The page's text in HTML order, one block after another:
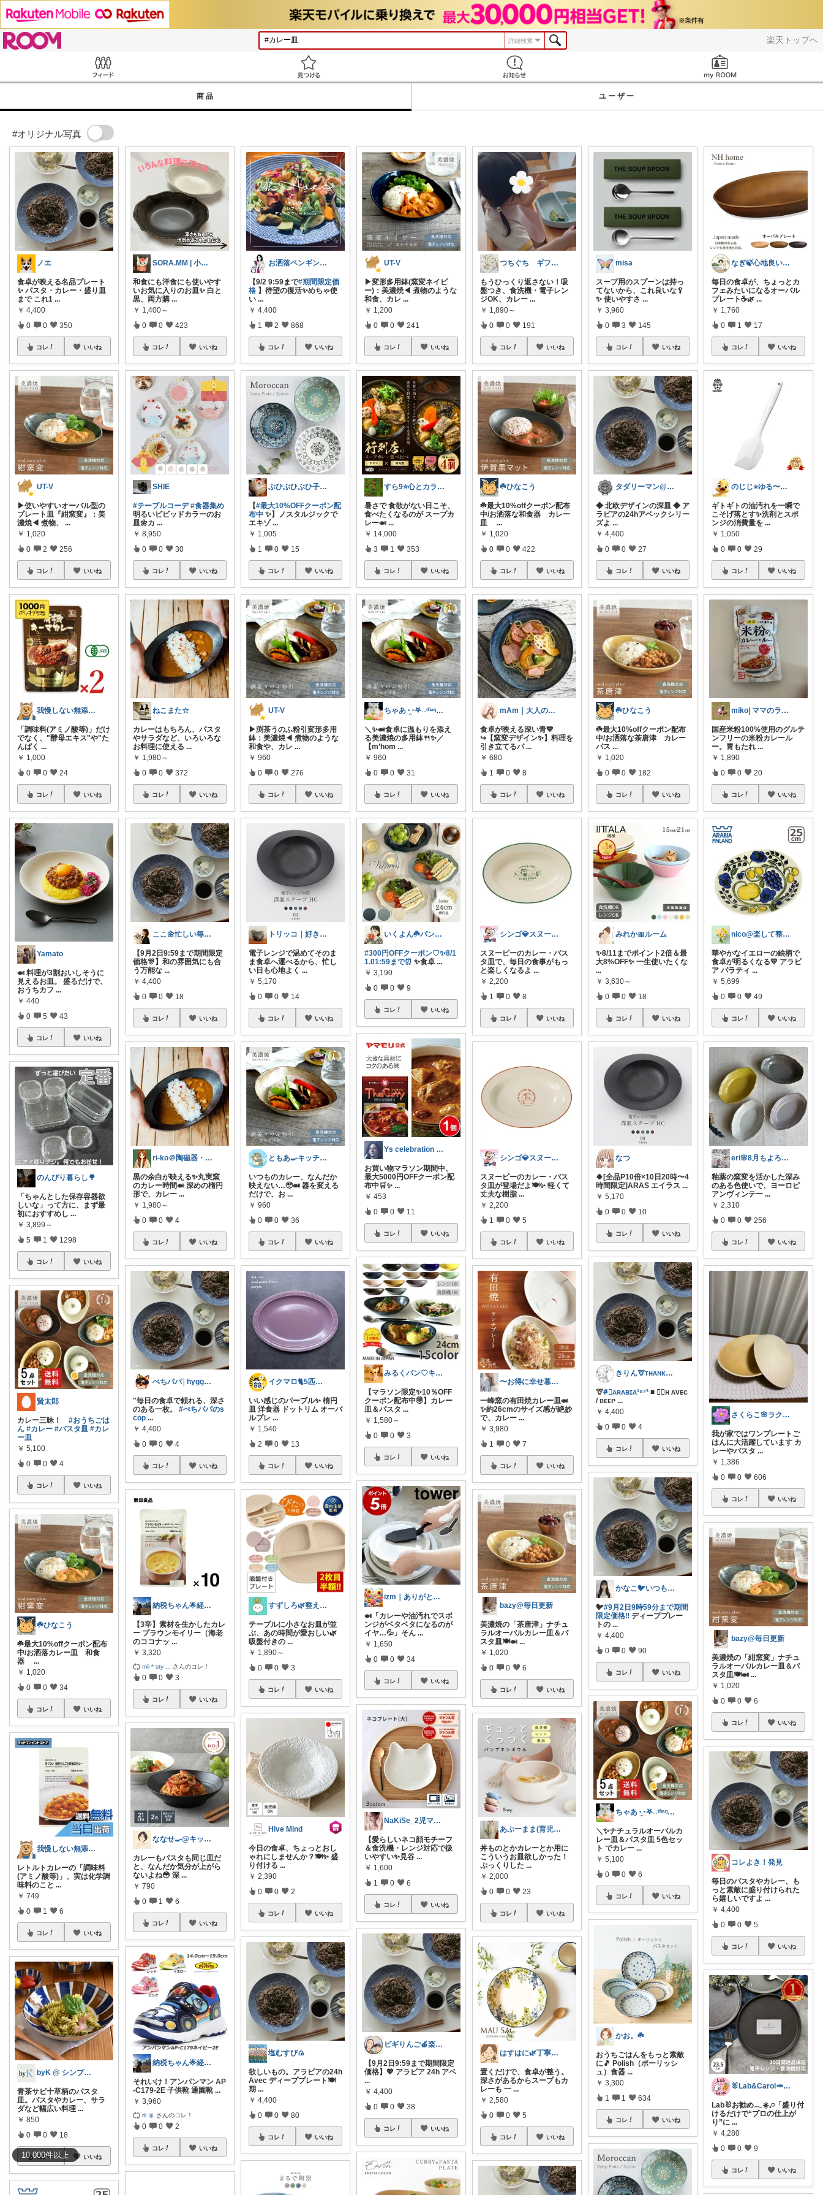
楽天トップへ
詳細検索
商品 ユーザー
#オリジナル写真
10,000件以上
ノエ
食卓が映える名品プレート
✨ パスタ・カレー・盛り皿
まで これ1 ...
￥ 4,400
0 0 350
コレ いいね
UT-V
▶使いやすいオーバル型の
プレート皿『紺窯変』：美
濃焼◀ 煮物、
...
￥ 1,020
0 2 256
コレ いいね
我慢しない無添加ごはんROOM
「調味料(アミノ酸等)」だけ
でなく、"酵母エキス"や"た
んぱく ...
￥ 1,000
0 0 24
コレ いいね
Yamato
🍛 料理が3割おいしそうに
見えるお皿。 盛るだけで、
おうちカフ ...
￥ 440
0 5 43
コレ いいね
のんびり暮らし🌳
「ちゃんとした保存容器欲
しいな」って方に、まず最
初におすすめし ...
￥ 3,899～
5 1 1298
コレ いいね
賢太郎
カレー三昧！ #おうちごは
ん #カレー #パスタ皿 #カレ
ー皿
￥ 5,100
0 0 4
コレ いいね
☘️ひなこう
☘️最大10%offクーポン配布
中/お洒落カレー皿 和食
器 ...
￥ 1,020
0 0 34
コレ いいね
我慢しない無添加ごはんROOM
レトルトカレーの「調味料
(アミノ酸等)」、実は化学調
味料のこと ...
￥ 749
0 1 6
コレ いいね
byK @ シンプル好き
青茶サビ十草柄のパスタ
皿。パスタやカレー、サラ
ダなど幅広い料理 ...
￥ 850
0 0 18
コレ いいね
SORA.MM | 小学生姉妹ママ👭
和食にも洋食にも使いやす
いお気に入りのお皿✨ 白と
黒、両方購 ...
￥ 1,400～
0 0 423
コレ いいね
SHIE
#テーブルコーデ #食器集め
明るいビビッドカラーのお
皿🌼カ ...
￥ 8,950
0 0 30
コレ いいね
ねこまた☆
カレーはもちろん、パスタ
やサラダなど、いろいろな
お料理に使える ...
￥ 1,980～
0 0 372
コレ いいね
ここ🌼忙しい毎日を少しでも豊かに🌿
【9月2日9:59まで期間限定
価格🎊】和の雰囲気にも合
う万能な ...
￥ 4,400
0 0 18
コレ いいね
ri-ko＠陶磁器・インテリア雑貨好き
黒の余白が映える✨丸実窯
のカレー時間🍛 深めの楕円
形で、カレー ...
￥ 1,980～
0 0 4
コレ いいね
ぺちパパ│hyggeな心意気を大切に🌿
"毎日の食卓で頼れる、深さ
のある一枚。#ぺちパパのs
cop ...
￥ 4,400
0 0 4
コレ いいね
納税ちゃん🌟経由購入★
【3辛】素材を生かしたカレ
ー プラウンモイリー（海老
のココナッ ...
￥ 3,320
mii＊sty さんのコレ！
0 0 3
コレ いいね
ななせ🍳@キッチン雑貨で暮らしラクに
カレーもパスタも同じ皿だ
と、なんだか気分が上がら
ないよね😳 深 ...
￥ 790
0 1 6
コレ いいね
納税ちゃん🌟経由購入★
それいけ！アンパンマン AP
-C179-2E 子供靴 通園靴...
￥ 3,960
rii 🎀 さんのコレ！
0 0 2
コレ いいね
お洒落ペンギン🐧暮らし×ときめき
【9/2 9:59まで#期間限定価
格 】待望の復活✨めちゃ使
い ...
￥ 4,400
1 2 868
コレ いいね
ぶひぶひぶひ子・暑いの苦手・・・辛い
【#最大10%OFFクーポン配
布中 ✨】ノスタルジックで
エキゾ ...
￥ 1,005
1 0 15
コレ いいね
UT-V
▶渕茶うのふ粉引変形多用
鉢：美濃焼◀ 煮物のような
和食や、カレ ...
￥ 960
0 0 276
コレ いいね
トリッコ｜好きな雑貨・インテリア
電子レンジで温めてそのま
ま食卓へ運べるから、忙し
い日も心地よく ...
￥ 5,170
0 0 14
コレ いいね
ともあ🍳キッチンと暮らし
いつものカレー、なんだか
映えない…🥹🍛 器を変える
だけで、お ...
￥ 960
0 0 36
コレ いいね
イクマロ🐈5匹の猫とおうちカフェ☕️
いい感じのパープル✨ 楕円
皿 洋食器 ドットリム オーバ
ルプレ ...
￥ 1,540
2 0 13
コレ いいね
すずしろ🌿整えながら、ゆるく暮らす
テーブルに小さなお皿が並
ぶ、あの時間が愛おしい🌿
吸盤付きの ...
￥ 1,890～
0 0 3
コレ いいね
Hive Mind
今日の食卓、ちょっとおし
ゃれにしませんか？🍽️✨ 盛
り付ける ...
￥ 2,390
0 0 2
コレ いいね
塩むすび🍙
欲しいもの。アラビアの24h
Avec ディーププレート🍽️
期 ...
￥ 4,400
0 0 80
コレ いいね
UT-V
▶変形多用鉢(窯変ネイビ
ー)：美濃焼◀ 煮物のような
和食、カレ ...
￥ 1,200
0 0 241
コレ いいね
すら9⭐️心とカラダを満たす美味しいもの
暑さで 食欲がない日こそ、
食べたくなるのが スープカ
レー🍛...
￥ 14,000
3 1 353
コレ いいね
ちゃあ◔̯◔‪𖤐˒˒ᵗʱᵃᵑᵏᵧₒᵤ
＼✨🍛食卓に温もりを添え
る美濃焼の多用鉢🍴✨／
【m’hom ...
￥ 960
0 0 31
コレ いいね
いくよん☘️パンのある暮らし✨
#300円OFFクーポン♡✨8/1
1.01:59まで⏰ ✨食卓 ...
￥ 3,190
0 0 9
コレ いいね
Ys celebration day
お買い物マラソン期間中、
最大5000円OFFクーポン配
布中🛒✨ ...
￥ 453
0 0 11
コレ いいね
みるくパン♡キッチンルーム
【マラソン限定✨10％OFF
クーポン配布中🉐】カレー
皿＆パスタ ...
￥ 1,580～
0 0 3
コレ いいね
izm｜ありがとうございます🌿
🍛「カレーや油汚れでスポ
ンジがベタベタになるのが
イヤ…💦」そん ...
￥ 1,650
0 0 34
コレ いいね
NaKiSe_2児ママ🌸訪問感謝です
【愛らしいネコ顔モチーフ
＆食洗機・レンジ対応で扱
いやすい✨見谷 ...
￥ 1,600
1 0 6
コレ いいね
ビギりんご🍎楽する暮らし🏠
【9月2日9:59まで期間限定
価格】💖 アラビア 24h アベ
...
￥ 4,400
0 0 38
コレ いいね
つちぐち ギフト*暮らし
もうひっくり返さない！吸
盤つき、食洗機・電子レン
ジOK、カレー ...
￥ 1,890～
0 0 191
コレ いいね
☘️ひなこう
☘️最大10%offクーポン配布
中/お洒落な和食器 カレー
皿
...
￥ 1,020
0 0 422
コレ いいね
mAm｜大人のご褒美セレクト
食卓が映える深い青💙
↪︎【窯変デザイン✨】料理を
引き立てるパ ...
￥ 680
1 0 8
コレ いいね
シンゴ💎スヌーピーで埋め尽くすワン🐶
スヌーピーのカレー・パス
タ皿で、毎日の食事がもっ
と楽しくなるよ ...
￥ 2,200
1 0 8
コレ いいね
シンゴ💎スヌーピーで埋め尽くすワン🐶
スヌーピーのカレー・パス
タ皿が登場だよ🍽️✨ 軽くて
丈夫な樹脂 ...
￥ 2,200
1 0 5
コレ いいね
〜お得に幸せ暮らし〜
一峰窯の有田焼カレー皿🍛
✨約26cmのサイズ感が絶妙
で、カレー ...
￥ 3,980
1 0 7
コレ いいね
bazy@毎日更新
美濃焼の「茶唐津」ナチュ
ラルオーバルカレー皿＆パ
スタ皿🍽️🍛...
￥ 1,020
0 0 6
コレ いいね
あぷーまま(育児グッズ×ママグッズ)
丼ものとかカレーとか用に
こういうお皿欲しかった！
ぷっくりした ...
￥ 2,000
0 0 23
コレ いいね
はすはに🌿丁寧な暮らし
置くだけで、食卓が整う。
深さがあるからスープもカ
レーも 一 ...
￥ 2,580
0 0 5
コレ いいね
misa
スープ用のスプーンは持っ
てないから、これ良いな🥄
✨ 使いやすさ ...
￥ 3,960
0 3 145
コレ いいね
タダリーマン@はてなブロガー
◆ 北欧デザインの深皿 ◆ ア
ラビアの24hアベックシリー
ズよ ...
￥ 4,400
0 0 27
コレ いいね
☘️ひなこう
☘️最大10%offクーポン配布
中/お洒落な茶唐津 カレー
パス ...
￥ 1,020
0 0 182
コレ いいね
みれか🎀ルーム
✨8/11までポイント2倍＆最
大8%OFF✨ 一生使いたくな
...
￥ 3,630～
0 0 18
コレ いいね
なつ
🍀[全品P10倍×10日20時〜4
時間限定]ARAS エイラス ...
￥ 5,170
0 0 10
コレ いいね
きりん🦒ᴛʜᴀɴᴋs ᴀʟᴡᴀʏs.
🦒#⃞ᴀʀᴀʙɪᴀ¹⁸⁷³ ■ 𝟤𝟦ʜ ᴀᴠᴇᴄ
/ ᴅᴇᴇᴘ ...
￥ 4,400
0 0 4
コレ いいね
かなこ🐦️いつもありがとう💖
🐦#9月2日9時59分まで期間
限定価格‼️ ディーププレー
トの ...
￥ 4,400
0 0 90
コレ いいね
ちゃあ◔̯◔‪𖤐˒˒ᵗʱᵃᵑᵏᵧₒᵤ
＼✨ナチュラルオーバルカ
レー皿＆パスタ皿 5色セッ
ト でカレー ...
￥ 5,100
0 0 6
コレ いいね
かお。☘️
おうちごはんをもっと素敵
に🎵 Polish（ポーリッシ
ュ）食器 ...
￥ 3,300
1 1 634
コレ いいね
なぎ🍃心地良い暮らしにしようや～
毎日の食卓が、ちょっとカ
フェみたいになるオーバル
プレート☕️🌿 ...
￥ 1,760
0 1 17
コレ いいね
のじじ⭐️ゆる〜くのんびり便利✨🌈生活
ギトギトの油汚れを一瞬で
こそげ落とす✨洗剤とスポ
ンジの消費量を ...
￥ 1,050
0 0 29
コレ いいね
miko| ママのラク家事＆大人可愛い
国産米粉100%使用のグルテ
ンフリーの米粉カレール
ー。胃もたれ ...
￥ 1,890
0 0 20
コレ いいね
nico@楽して整う暮らし
華やかなイエローの絵柄で
食卓が明るくなる💛 アラビ
ア パラティ ...
￥ 5,699
0 0 49
コレ いいね
eri🌸8月もよろしくお願いします☺️
釉薬の窯変を活かした深み
のある色使いで、ヨーロピ
アンヴィンテー ...
￥ 2,310
0 0 256
コレ いいね
さくらこ🌸ラクする暮らしnote
我が家ではワンプレートご
はんに大活躍しています カ
レーやパスタ ...
￥ 1,386
0 0 606
コレ いいね
bazy@毎日更新
美濃焼の「紺窯変」ナチュ
ラルオーバルカレー皿＆パ
スタ皿🍽️🍛...
￥ 1,020
0 0 6
コレ いいね
コレよき！発見
毎日のパスタやカレー、も
っと素敵に盛り付けられた
ら嬉しいですよ ...
￥ 4,400
0 0 5
コレ いいね
🐰Lab&Carol🥕のｲﾝﾃﾘｱ
Lab🐰お勧め𓂃☀️𓈒𓏸「盛り付
けるだけで“プロの仕上が
り”に ...
￥ 4,280
0 0 9
コレ いいね